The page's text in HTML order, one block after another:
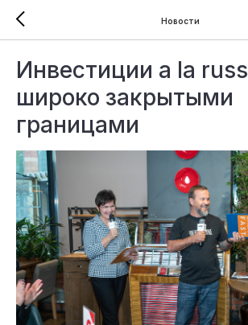
Новости
Инвестиции a la
широко закрытыми
границами